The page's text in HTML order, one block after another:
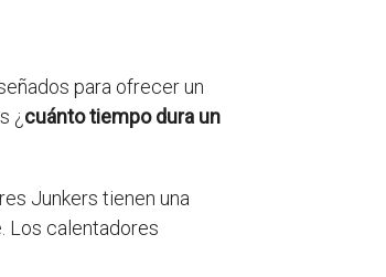
para ofrecer un
¿ cuánto tiempo dura un
Junkers tienen una
Los calentadores